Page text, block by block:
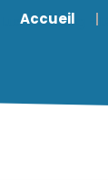
Accueil